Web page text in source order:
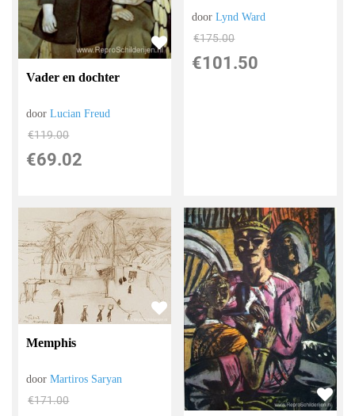
Vader en dochter
doorLucian Freud
€119.00
€69.02
doorLynd Ward
€175.00
€101.50
Memphis
doorMartiros Saryan
€171.00